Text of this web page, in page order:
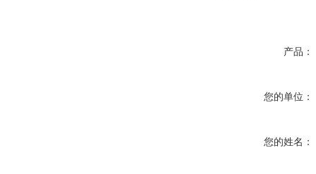
产品：
您的单位：
您的姓名：